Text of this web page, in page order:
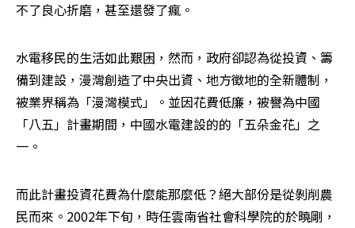
不了良心折磨，甚至還發了瘋。
水電移民的生活如此艱困，然而，政府卻認為從投資、籌
備到建設，漫灣創造了中央出資、地方徵地的全新體制，
被業界稱為「漫灣模式」。並因花費低廉，被譽為中國
「八五」計畫期間，中國水電建設的的「五朵金花」之
一。
而此計畫投資花費為什麼能那麼低？絕大部份是從剝削農
民而來。2002年下旬，時任雲南省社會科學院的於曉剛，